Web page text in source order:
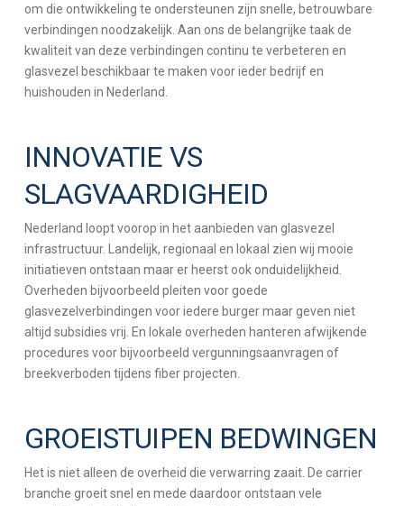
om die ontwikkeling te ondersteunen zijn snelle, betrouwbare
verbindingen noodzakelijk. Aan ons de belangrijke taak de
kwaliteit van deze verbindingen continu te verbeteren en
glasvezel beschikbaar te maken voor ieder bedrijf en
huishouden in Nederland.
INNOVATIE VS
SLAGVAARDIGHEID
Nederland loopt voorop in het aanbieden van glasvezel
infrastructuur. Landelijk, regionaal en lokaal zien wij mooie
initiatieven ontstaan maar er heerst ook onduidelijkheid.
Overheden bijvoorbeeld pleiten voor goede
glasvezelverbindingen voor iedere burger maar geven niet
altijd subsidies vrij. En lokale overheden hanteren afwijkende
procedures voor bijvoorbeeld vergunningsaanvragen of
breekverboden tijdens fiber projecten.
GROEISTUIPEN BEDWINGEN
Het is niet alleen de overheid die verwarring zaait. De carrier
branche groeit snel en mede daardoor ontstaan vele